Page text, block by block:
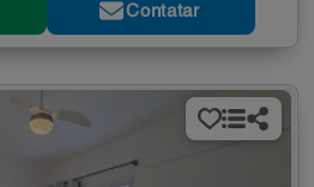
Contatar